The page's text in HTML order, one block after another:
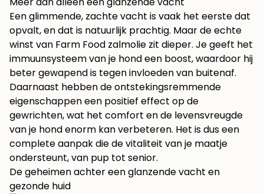
Een glimmende, zachte vacht is vaak het eerste dat
opvalt, en dat is natuurlijk prachtig. Maar de echte
winst van Farm Food zalmolie zit dieper. Je geeft het
immuunsysteem van je hond een boost, waardoor hij
beter gewapend is tegen invloeden van buitenaf.
Daarnaast hebben de ontstekingsremmende
eigenschappen een positief effect op de
gewrichten, wat het comfort en de levensvreugde
van je hond enorm kan verbeteren. Het is dus een
complete aanpak die de vitaliteit van je maatje
ondersteunt, van pup tot senior.
De geheimen achter een glanzende vacht en
gezonde huid